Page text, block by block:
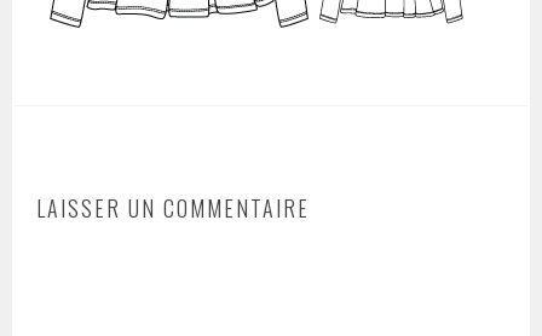
LAISSER UN COMMENTAIRE